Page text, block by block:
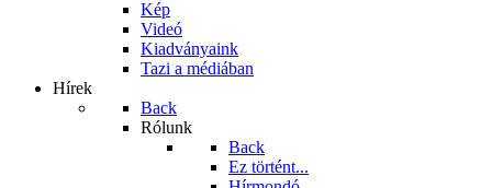
Kép
Videó
Kiadványaink
Tazi a médiában
Hírek
Back
Rólunk
Back
Ez történt...